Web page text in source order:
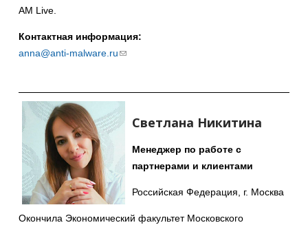
AM Live.
Контактная информация:
anna@anti-malware.ru(ссылка
email)
Светлана Никитина
Менеджер по работе с
партнерами и клиентами
Российская Федерация, г. Москва
Окончила Экономический факультет Московского